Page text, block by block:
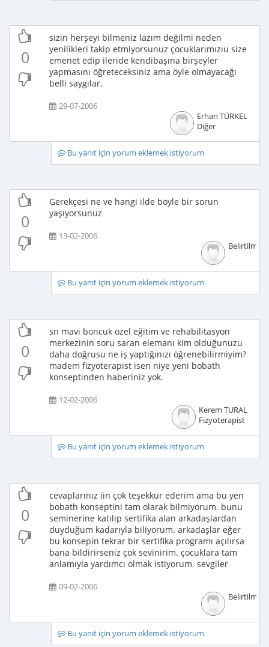
0
sizin herşeyi bilmeniz lazım değilmi neden
yenilikleri takip etmiyorsunuz çocuklarımızıu size
emenet edip ileride kendibaşına birşeyler
yapmasını öğreteceksiniz ama öyle olmayacağı
belli saygılar,
29-07-2006
Erhan TÜRKEL
Diğer
Bu yanıt için yorum eklemek istiyorum
0
Gerekçesi ne ve hangi ilde böyle bir sorun
yaşıyorsunuz
13-02-2006
Bu yanıt için yorum eklemek istiyorum
0
sn mavi boncuk özel eğitim ve rehabilitasyon
merkezinin soru saran elemanı kim olduğunuzu
daha doğrusu ne iş yaptığınızı öğrenebilirmiyim?
madem fizyoterapist isen niye yeni bobath
konseptinden haberiniz yok.
12-02-2006
Kerem TURAL
Fizyoterapist
Bu yanıt için yorum eklemek istiyorum
0
cevaplarınız iin çok teşekkür ederim ama bu yen
bobath konseptini tam olarak bilmiyorum. bunu
seminerine katılıp sertifika alan arkadaşlardan
duyduğum kadarıyla biliyorum. arkadaşlar eğer
bu konsepin tekrar bir sertifika programı açılırsa
bana bildirirseniz çok sevinirim. çocuklara tam
anlamıyla yardımcı olmak istiyorum. sevgiler
09-02-2006
Bu yanıt için yorum eklemek istiyorum